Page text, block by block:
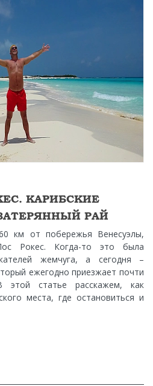
КАРИБСКИЕ
РАЙ
км от побережья Венесуэлы,
Рокес. Когда-то это была
жемчуга, а сегодня –
ежегодно приезжает почти
этой статье расскажем, как
места, где остановиться и